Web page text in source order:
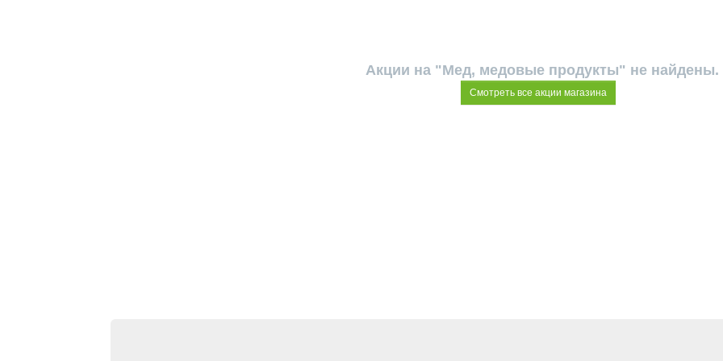
Акции на "Мед, медовые продукты" не найдены.
Смотреть все акции магазина